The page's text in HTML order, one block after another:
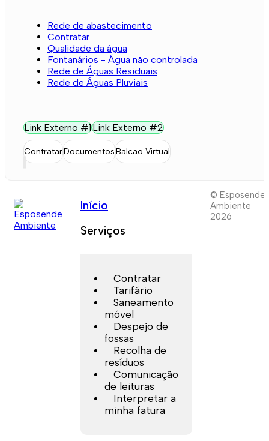
Rede de abastecimento
Contratar
Qualidade da água
Fontanários - Água não controlada
Rede de Águas Residuais
Rede de Águas Pluviais
Link Externo #1Link Externo #2
ContratarDocumentosBalcão Virtual
Início
Serviços
Contratar
Tarifário
Saneamento
móvel
Despejo de
fossas
Recolha de
resíduos
Comunicação
de leituras
Interpretar a
minha fatura
© Esposende
Ambiente
2026